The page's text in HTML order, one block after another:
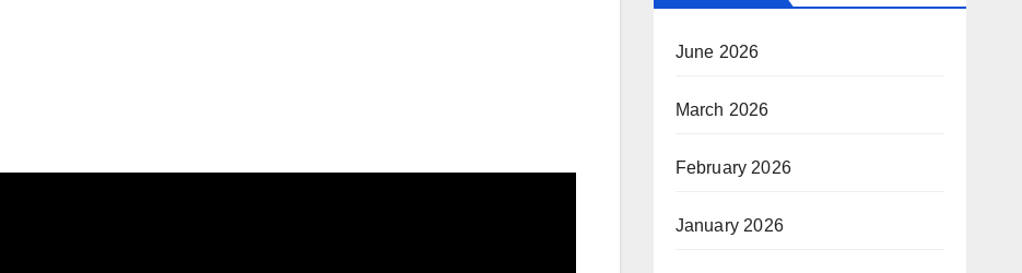
June 2026
March 2026
February 2026
January 2026